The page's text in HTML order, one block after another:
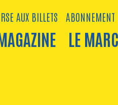
AUX BILLETS ABONNEMENT
LE